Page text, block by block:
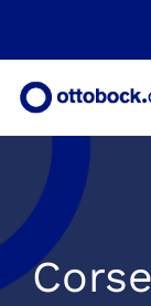
PROTHÈSE
ORTHÈSE